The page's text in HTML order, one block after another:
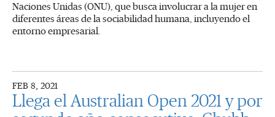
Naciones Unidas (ONU), que busca involucrar a la mujer en
diferentes áreas de la sociabilidad humana, incluyendo el
entorno empresarial.
FEB 8, 2021
Llega el Australian Open 2021 y por